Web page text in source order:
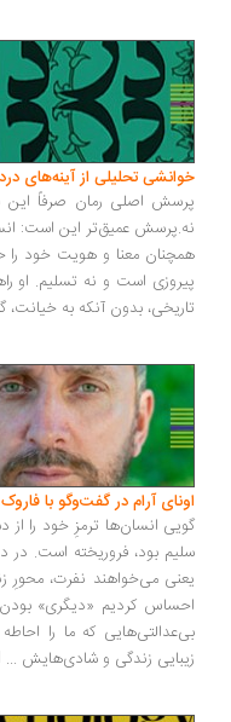
تحلیلی از آینه‌های دردار |
اصلی رمان صرفاً این نیست
عمیق‌تر این است: انسان
معنا و هویت خود را حفظ
است و نه تسلیم. او راهی
بدون آنکه به خیانت، گریز از
آرام در گفت‌وگو با فاروک شهیچ‭
انسان‌ها ترمزِ خود را از دست
بود، فروریخته است. در دنیای
می‌خواهند نفرت، محورِ
کردیم «دیگری» بودن چه
که ما را احاطه
زندگی و شادی‌هایش...